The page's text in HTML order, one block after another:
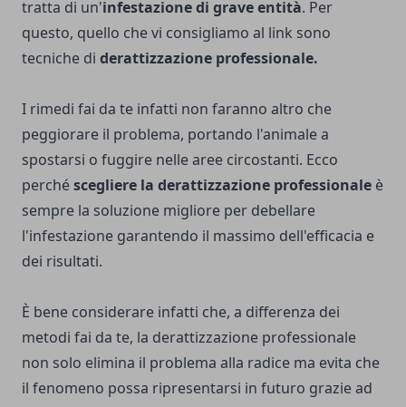
tratta di un'infestazione di grave entità. Per
questo, quello che vi consigliamo al link sono
tecniche di derattizzazione professionale.
I rimedi fai da te infatti non faranno altro che
peggiorare il problema, portando l'animale a
spostarsi o fuggire nelle aree circostanti. Ecco
perchéscegliere la derattizzazione professionale è
sempre la soluzione migliore per debellare
l'infestazione garantendo il massimo dell'efficacia e
dei risultati.
È bene considerare infatti che, a differenza dei
metodi fai da te, la derattizzazione professionale
non solo elimina il problema alla radice ma evita che
il fenomeno possa ripresentarsi in futuro grazie ad